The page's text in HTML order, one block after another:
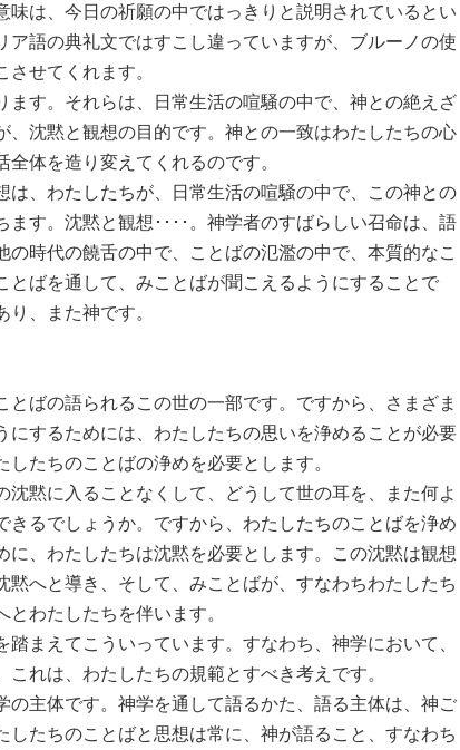
は、今日の祈願の中ではっきりと説明されているとい
ア語の典礼文ではすこし違っていますが、ブルーノの使
せてくれます。
す。それらは、日常生活の喧騒の中で、神との絶えざ
、沈黙と観想の目的です。神との一致はわたしたちの心
体を造り変えてくれるのです。
、わたしたちが、日常生活の喧騒の中で、この神との
す。沈黙と観想････。神学者のすばらしい召命は、語
時代の饒舌の中で、ことばの氾濫の中で、本質的なこ
とばを通して、みことばが聞こえるようにすることで
、また神です。
ばの語られるこの世の一部です。ですから、さまざま
にするためには、わたしたちの思いを浄めることが必要
たちのことばの浄めを必要とします。
黙に入ることなくして、どうして世の耳を、また何よ
きるでしょうか。ですから、わたしたちのことばを浄め
に、わたしたちは沈黙を必要とします。この沈黙は観想
黙へと導き、そして、みことばが、すなわちわたしたち
わたしたちを伴います。
まえてこういっています。すなわち、神学において、
れは、わたしたちの規範とすべき考えです。
主体です。神学を通して語るかた、語る主体は、神ご
したちのことばと思想は常に、神が語ること、すなわち